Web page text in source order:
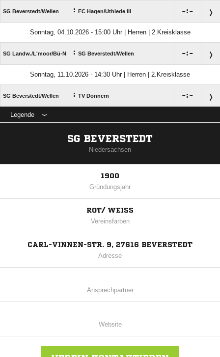
SG Beverstedt/​Wellen : FC Hagen/​Uthlede III :
Sonntag, 04.10.2026 - 15:00 Uhr | Herren | 2.Kreisklasse
SG Landw./​L'moor/​Bü-N : SG Beverstedt/​Wellen :
Sonntag, 11.10.2026 - 14:30 Uhr | Herren | 2.Kreisklasse
SG Beverstedt/​Wellen : TV Donnern :
Legende
SG BEVERSTEDT
Niedersachsen
1900
Gründungsjahr
ROT/ WEISS
Vereinsfarben
CARL-VINNEN-STR. 9, 27616 BEVERSTEDT
Adresse
Ansprechpartner
Website